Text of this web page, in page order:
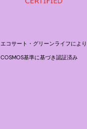
エコサート・グリーンライフにより
COSMOS基準に基づき認証済み